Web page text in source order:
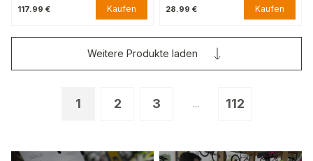
117.99 € Kaufen 28.99 € Kaufen
1 2 3 ... 112
Weitere Produkte laden